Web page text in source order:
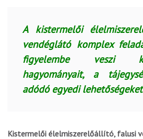
A kistermelői
vendéglátó komplex
figyelembe veszi
hagyományait, a
adódó egyedi
Kistermelői élelmiszerelőállító, falusi